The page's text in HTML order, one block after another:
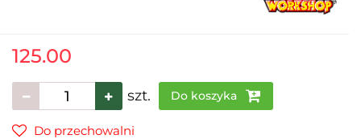
125.00
szt. Do koszyka
Do przechowalni